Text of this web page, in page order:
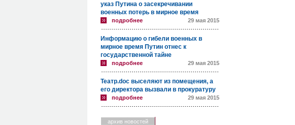
указ Путина о засекречивании
военных потерь в мирное время
подробнее 29 мая 2015
Информацию о гибели военных в
мирное время Путин отнес к
государственной тайне
подробнее 29 мая 2015
Театр.doc выселяют из помещения, а
его директора вызвали в прокуратуру
подробнее 29 мая 2015
архив новостей